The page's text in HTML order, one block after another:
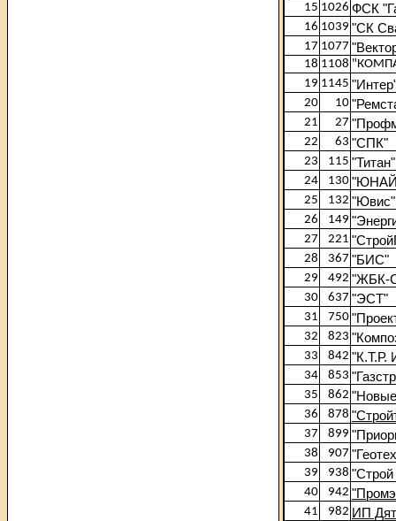
15 1026 ФСК
16 1039 "СК
17 1077
18 1108
19 1145
20 10
21 27
22 63 "СПК"
23 115 "Титан"
24 130
25 132 "Ювис"
26 149
27 221
28 367 "БИС"
29 492 "ЖБК-
30 637 "ЭСТ"
31 750
32 823
33 842
34 853
35 862
36 878
37 899
38 907
39 938 "Строй
40 942
41 982 ИП